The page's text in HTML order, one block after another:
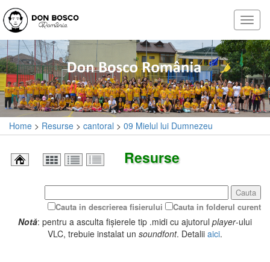
Home > Resurse > cantoral > 09 Mielul lui Dumnezeu
Resurse
Cauta
Cauta in descrierea fisierului
Cauta in folderul curent
Notă: pentru a asculta fișierele tip .midi cu ajutorul player-ului
VLC, trebuie instalat un soundfont. Detalii aici.